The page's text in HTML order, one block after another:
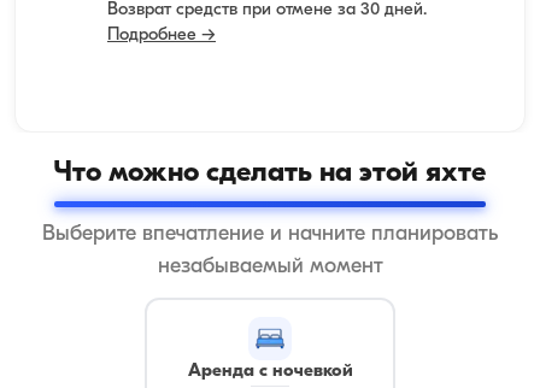
Возврат средств при отмене за 30 дней.
Подробнее →
Что можно сделать на этой яхте
Выберите впечатление и начните планировать
незабываемый момент
Аренда с ночевкой